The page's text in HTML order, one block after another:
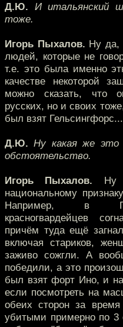
Д.Ю. И итальянский
тоже.
Игорь Пыхалов. Ну да,
людей, которые не
т.е. это была именно
качестве некоторой
можно сказать, что
русских, но и своих
был взят Гельсингфорс...
Д.Ю. Ну какая же
обстоятельство.
Игорь Пыхалов. Ну
национальному
Например, в
красногвардейцев
причём туда ещё
включая стариков,
заживо сожгли. А
победили, а это
был взят форт Ино, и
если посмотреть на
обеих сторон за
убитыми примерно по